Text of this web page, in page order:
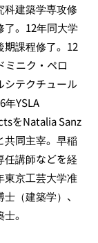
科建築学専攻修
了。12年同大学
期課程修了。12
ミニク・ペロ
シテクチュール
年YSLA
をNatalia Sanz
共同主宰。早稲
任講師などを経
東京工芸大学准
（建築学）、
。